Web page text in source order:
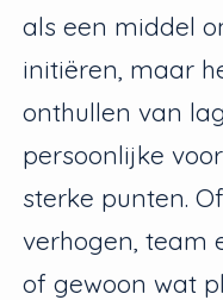
als een middel
initiëren, maar
onthullen van
persoonlijke
sterke punten.
verhogen, team
of gewoon wat